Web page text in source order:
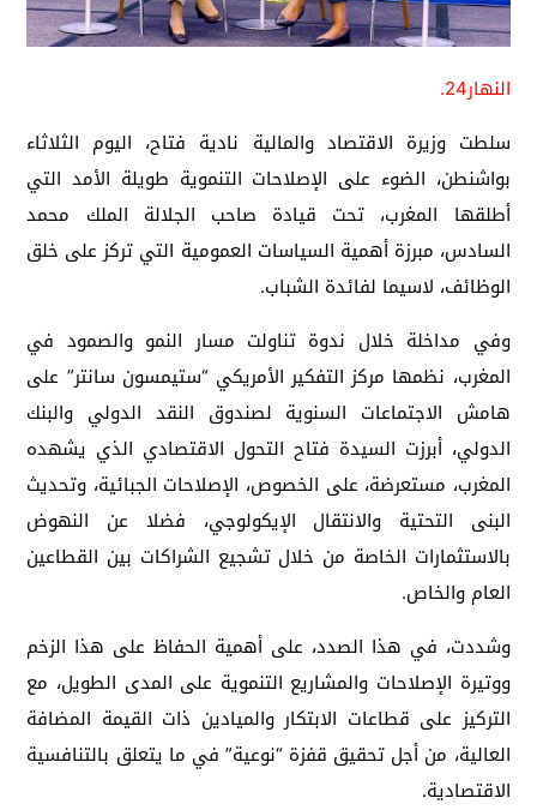
النهار24.
سلطت وزيرة الاقتصاد والمالية نادية فتاح، اليوم الثلاثاء
بواشنطن، الضوء على الإصلاحات التنموية طويلة الأمد التي
أطلقها المغرب، تحت قيادة صاحب الجلالة الملك محمد
السادس، مبرزة أهمية السياسات العمومية التي تركز على خلق
الوظائف، لاسيما لفائدة الشباب.
وفي مداخلة خلال ندوة تناولت مسار النمو والصمود في
المغرب، نظمها مركز التفكير الأمريكي “ستيمسون سانتر” على
هامش الاجتماعات السنوية لصندوق النقد الدولي والبنك
الدولي، أبرزت السيدة فتاح التحول الاقتصادي الذي يشهده
المغرب، مستعرضة، على الخصوص، الإصلاحات الجبائية، وتحديث
البنى التحتية والانتقال الإيكولوجي، فضلا عن النهوض
بالاستثمارات الخاصة من خلال تشجيع الشراكات بين القطاعين
العام والخاص.
وشددت، في هذا الصدد، على أهمية الحفاظ على هذا الزخم
ووتيرة الإصلاحات والمشاريع التنموية على المدى الطويل، مع
التركيز على قطاعات الابتكار والميادين ذات القيمة المضافة
العالية، من أجل تحقيق قفزة “نوعية” في ما يتعلق بالتنافسية
الاقتصادية.